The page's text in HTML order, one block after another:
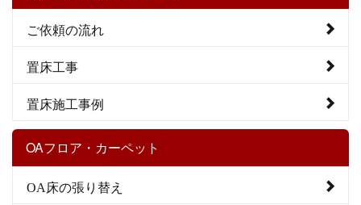
ご依頼の流れ
置床工事
置床施工事例
OAフロア・カーペット
OA床の張り替え